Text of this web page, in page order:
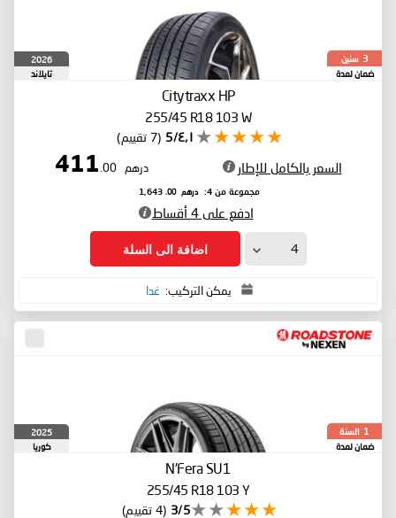
3 سنين
ضمان لمدة
2026
تايلاند
Citytraxx HP
255/45 R18 103 W
٤٫١/5 (7 تقييم)
السعر بالكامل للإطار درهم 411
.00
مجموعة من 4: درهم 1,643
.00
ادفع على 4 أقساط
اضافة الى السلة
يمكن التركيب: غدا
1 السنة
ضمان لمدة
2025
كوريا
N'Fera SU1
255/45 R18 103 Y
3/5 (4 تقييم)